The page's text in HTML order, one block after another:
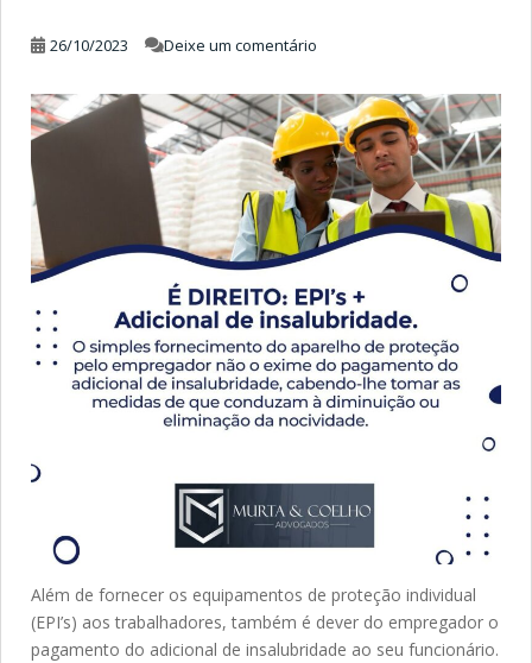
26/10/2023 Deixe um comentário
Além de fornecer os equipamentos de proteção individual
(EPI’s) aos trabalhadores, também é dever do empregador o
pagamento do adicional de insalubridade ao seu funcionário.